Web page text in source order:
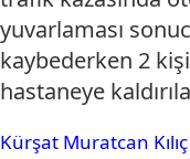
yuvarlaması
kaybederken 2
hastaneye
Kürşat Muratcan Kılıç